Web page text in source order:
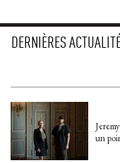
DERNIÈRES
un